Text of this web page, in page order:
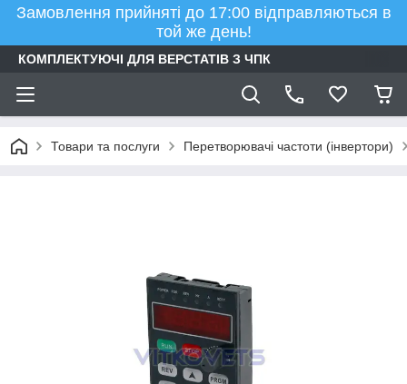
Замовлення прийняті до 17:00 відправляються в
той же день!
КОМПЛЕКТУЮЧІ ДЛЯ ВЕРСТАТІВ З ЧПК
Товари та послуги Перетворювачі частоти (інвертори)